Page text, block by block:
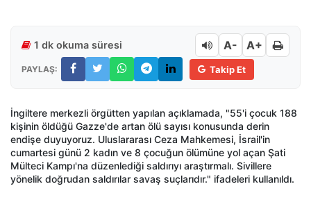
1 dk okuma süresi A- A+
PAYLAŞ: Takip Et
İngiltere merkezli örgütten yapılan açıklamada, "55'i çocuk 188
kişinin öldüğü Gazze'de artan ölü sayısı konusunda derin
endişe duyuyoruz. Uluslararası Ceza Mahkemesi, İsrail'in
cumartesi günü 2 kadın ve 8 çocuğun ölümüne yol açan Şati
Mülteci Kampı'na düzenlediği saldırıyı araştırmalı. Sivillere
yönelik doğrudan saldırılar savaş suçlarıdır." ifadeleri kullanıldı.